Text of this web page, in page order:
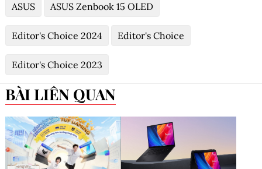
ASUS ASUS Zenbook 15 OLED
Editor's Choice 2024 Editor's Choice
Editor's Choice 2023
BÀI LIÊN QUAN